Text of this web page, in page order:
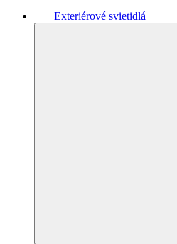
Exteriérové svietidlá